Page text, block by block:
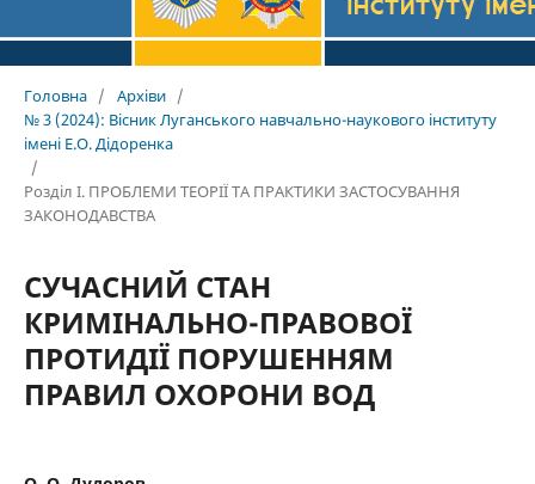
Головна / Архіви /
№ 3 (2024): Вісник Луганського навчально-наукового інституту
імені Е.О. Дідоренка
/
Розділ I. ПРОБЛЕМИ ТЕОРІЇ ТА ПРАКТИКИ ЗАСТОСУВАННЯ
ЗАКОНОДАВСТВА
СУЧАСНИЙ СТАН
КРИМІНАЛЬНО-ПРАВОВОЇ
ПРОТИДІЇ ПОРУШЕННЯМ
ПРАВИЛ ОХОРОНИ ВОД